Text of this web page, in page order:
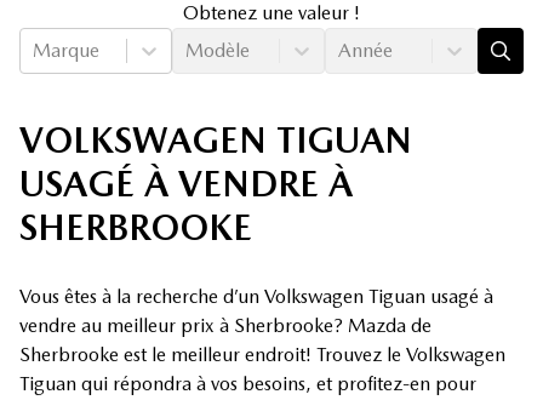
Obtenez une valeur !
Marque
Modèle Année
VOLKSWAGEN TIGUAN
USAGÉ À VENDRE À
SHERBROOKE
Vous êtes à la recherche d’un Volkswagen Tiguan usagé à
vendre au meilleur prix à Sherbrooke? Mazda de
Sherbrooke est le meilleur endroit! Trouvez le Volkswagen
Tiguan qui répondra à vos besoins, et profitez-en pour